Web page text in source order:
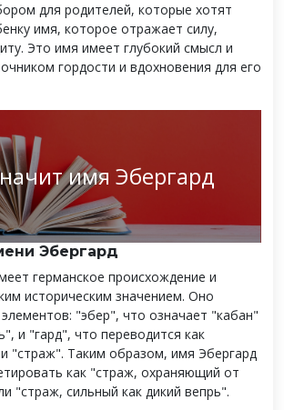
для родителей, которые хотят
имя, которое отражает силу,
Это имя имеет глубокий смысл и
гордости и вдохновения для его
имя Эбергард
Эбергард
германское происхождение и
историческим значением. Оно
"эбер", что означает "кабан"
и "гард", что переводится как
"страж". Таким образом, имя Эбергард
как "страж, охраняющий от
"страж, сильный как дикий вепрь".